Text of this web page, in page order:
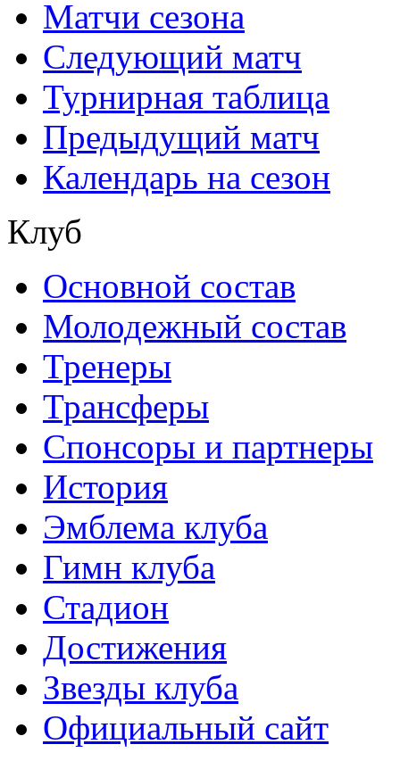
Матчи сезона
Следующий матч
Турнирная таблица
Предыдущий матч
Календарь на сезон
Клуб
Основной состав
Молодежный состав
Тренеры
Трансферы
Спонсоры и партнеры
История
Эмблема клуба
Гимн клуба
Стадион
Достижения
Звезды клуба
Официальный сайт